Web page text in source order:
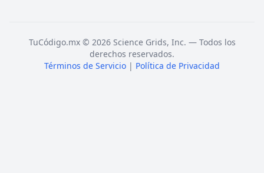
TuCódigo.mx © 2026 Science Grids, Inc. — Todos los
derechos reservados.
Términos de Servicio | Política de Privacidad